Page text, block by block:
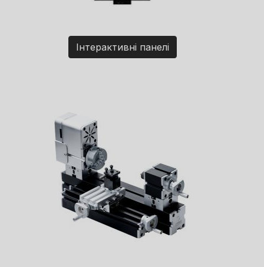
Інтерактивні панелі